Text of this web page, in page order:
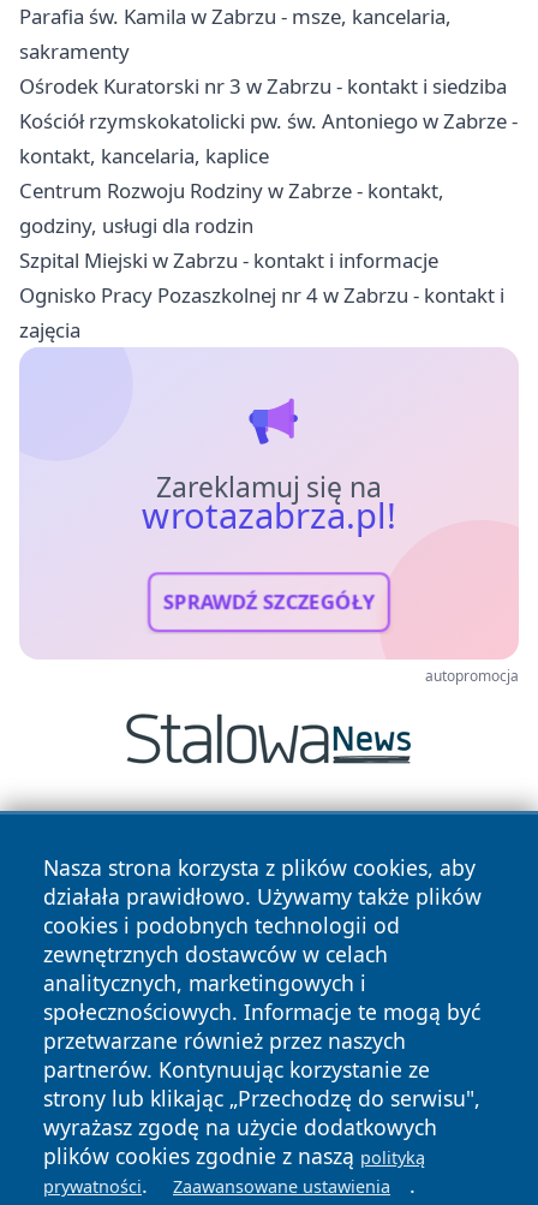
Parafia św. Kamila w Zabrzu - msze, kancelaria,
sakramenty
Ośrodek Kuratorski nr 3 w Zabrzu - kontakt i siedziba
Kościół rzymskokatolicki pw. św. Antoniego w Zabrze -
kontakt, kancelaria, kaplice
Centrum Rozwoju Rodziny w Zabrze - kontakt,
godziny, usługi dla rodzin
Szpital Miejski w Zabrzu - kontakt i informacje
Ognisko Pracy Pozaszkolnej nr 4 w Zabrzu - kontakt i
zajęcia
Zareklamuj się na
wrotazabrza.pl!
SPRAWDŹ SZCZEGÓŁY
autopromocja
Nasza strona korzysta z plików cookies, aby
działała prawidłowo. Używamy także plików
cookies i podobnych technologii od
zewnętrznych dostawców w celach
analitycznych, marketingowych i
społecznościowych. Informacje te mogą być
przetwarzane również przez naszych
partnerów. Kontynuując korzystanie ze
strony lub klikając „Przechodzę do serwisu",
wyrażasz zgodę na użycie dodatkowych
plików cookies zgodnie z naszą polityką
prywatności. Zaawansowane ustawienia .
Copyright © 2026 wrotazabrza.pl Wszystkie prawa
zastrzeżone.
News Autorzy
Polityka
Prywatności
Polityka
Cookies